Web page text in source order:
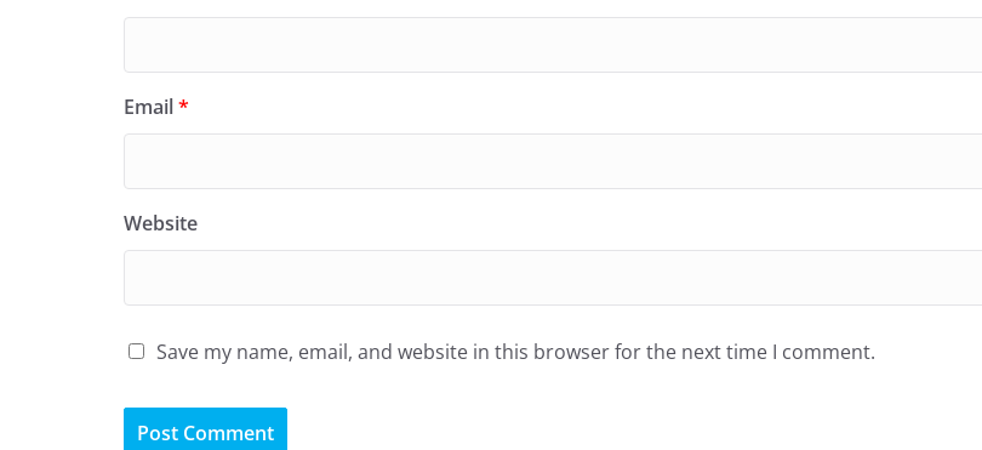
Email*
Website
Save my name, email, and website in this browser for the next time I comment.